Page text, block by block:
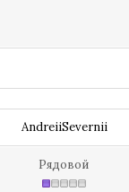
AndreiiSevernii
Рядовой